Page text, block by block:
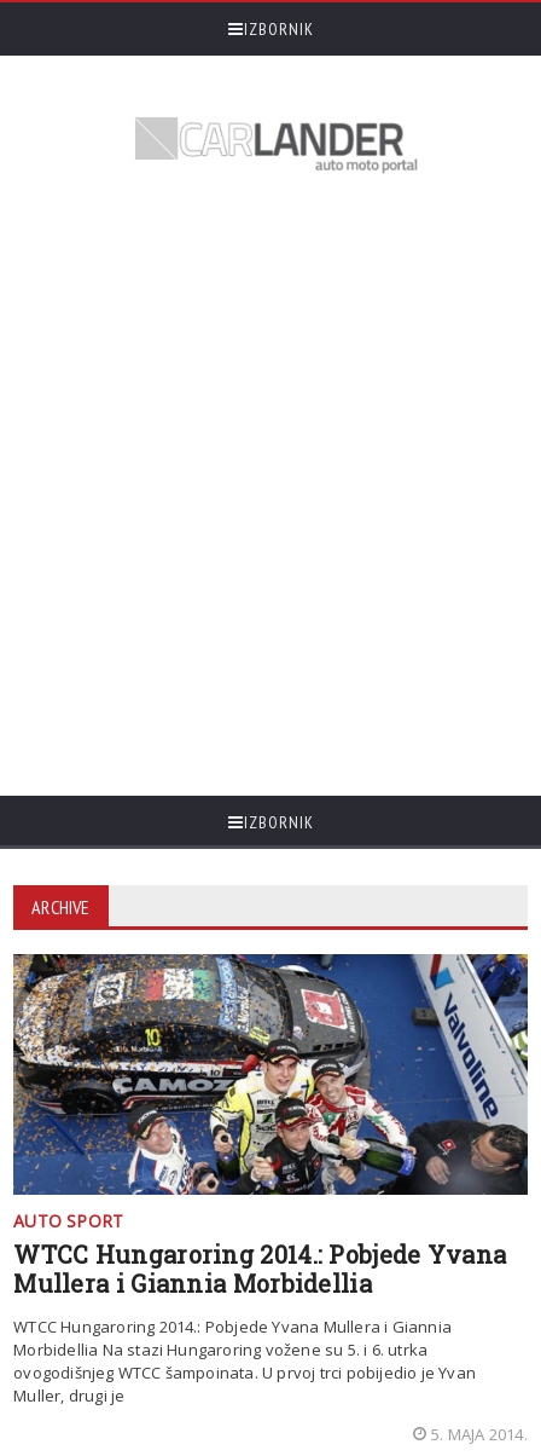
IZBORNIK
IZBORNIK
ARCHIVE
AUTO SPORT
WTCC Hungaroring 2014.: Pobjede Yvana
Mullera i Giannia Morbidellia
WTCC Hungaroring 2014.: Pobjede Yvana Mullera i Giannia
Morbidellia Na stazi Hungaroring vožene su 5. i 6. utrka
ovogodišnjeg WTCC šampoinata. U prvoj trci pobijedio je Yvan
Muller, drugi je
5. MAJA 2014.